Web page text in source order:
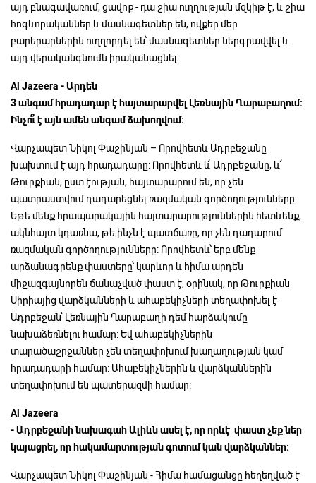
այդ բնագավառում, ցավոք - դա շիա ուղղության մզկիթ է, և շիա
հոգևորականներ և մասնագետներ են, ովքեր մեր
բարերարներին ուղղորդել են՝ մասնագետներ ներգրավվել և
այդ վերականգնումն իրականացնել:
Al Jazeera -Արդեն
3անգամ հրադադար է հայտարարվել ԼեռնայինՂարաբաղում:
Ինչո՞ւ էայնամենանգամձախողվում:
Վարչապետ Նիկոլ Փաշինյան – Որովհետև Ադրբեջանը
խախտում է այդ հրադադարը: Որովհետև և՛ Ադրբեջանը, և ՛
Թուրքիան, ըստ էության, հայտարարում են, որ չեն
պատրաստվում դադարեցնել ռազմական գործողությունները:
Եթե մենք հրապարակային հայտարարություններին հետևենք,
ակնհայտ կդառնա, թե ինչն է պատճառը, որ չեն դադարում
ռազմական գործողությունները: Որովհետև՝ երբ մենք
արձանագրենք փաստերը՝ կարևոր և հիմա արդեն
միջազգայնորեն ճանաչված փաստ է, օրինակ, որ Թուրքիան
Սիրիայից վարձկանների և ահաբեկիչների տեղափոխել է
Ադրբեջան՝ Լեռնային Ղարաբաղի դեմ հարձակումը
նախաձեռնելու համար: Եվ ահաբեկիչներին
տարածաշրջաններ չեն տեղափոխում խաղաղության կամ
հրադադարի համար: Ահաբեկիչներին և վարձկաններին
տեղափոխում են պատերազմի համար:
Al Jazeera
-ԱդրբեջանինախագահԱլիևնասել է,որորևէ փաստ չեքներ
կայացրել,որ հակամարտությանգոտումկանվարձկաններ:
Վարչապետ Նիկոլ Փաշինյան - Հիմա համացանցը հեղեղված է